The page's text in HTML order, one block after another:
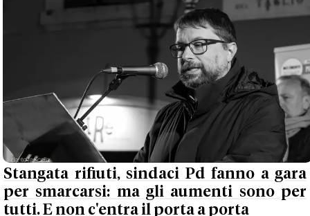
Stangata rifiuti, sindaci Pd fanno a gara
per smarcarsi: ma gli aumenti sono per
tutti. E non c'entra il porta a porta